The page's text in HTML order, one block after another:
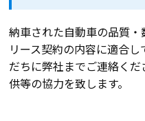
納車された自動車の品質
リース契約の内容に適合
だちに弊社までご連絡く
供等の協力を致します。